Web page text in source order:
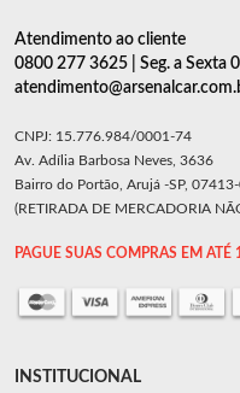
Atendimento ao cliente
0800 277 3625 | Seg. a Sexta
CNPJ: 15.776.984/0001-74
Av. Adília Barbosa Neves, 3636
Bairro do Portão, Arujá -SP,
(RETIRADA DE MERCADORIA
PAGUE SUAS COMPRAS EM ATÉ
INSTITUCIONAL